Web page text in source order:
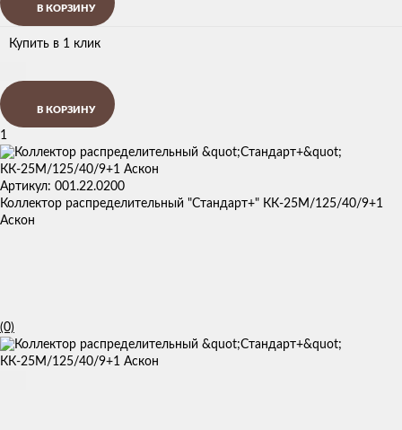
В КОРЗИНУ
Купить в 1 клик
В КОРЗИНУ
1
Артикул: 001.22.0200
Коллектор распределительный "Стандарт+" КК-25М/125/40/9+1
Аскон
(0)